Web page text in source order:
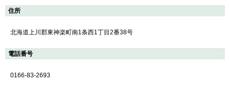
住所
北海道上川郡東神楽町南1条西1丁目2番38号
電話番号
0166-83-2693